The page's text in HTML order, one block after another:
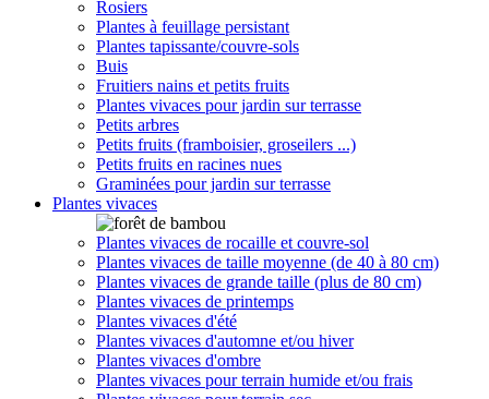
Rosiers
Plantes à feuillage persistant
Plantes tapissante/couvre-sols
Buis
Fruitiers nains et petits fruits
Plantes vivaces pour jardin sur terrasse
Petits arbres
Petits fruits (framboisier, groseilers ...)
Petits fruits en racines nues
Graminées pour jardin sur terrasse
Plantes vivaces
Plantes vivaces de rocaille et couvre-sol
Plantes vivaces de taille moyenne (de 40 à 80 cm)
Plantes vivaces de grande taille (plus de 80 cm)
Plantes vivaces de printemps
Plantes vivaces d'été
Plantes vivaces d'automne et/ou hiver
Plantes vivaces d'ombre
Plantes vivaces pour terrain humide et/ou frais